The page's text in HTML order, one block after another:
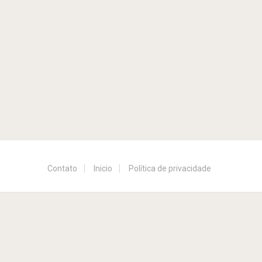
Contato Inicio Política de privacidade